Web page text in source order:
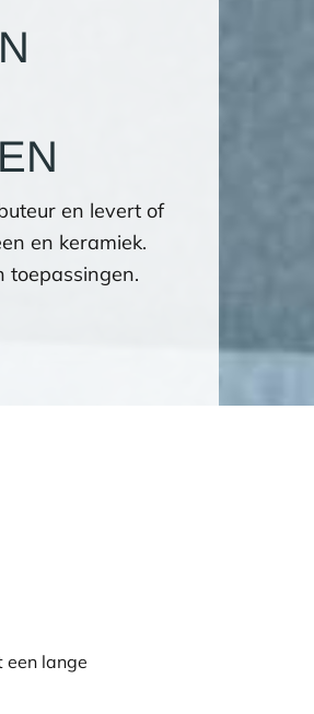
en levert of
en keramiek.
toepassingen.
een lange